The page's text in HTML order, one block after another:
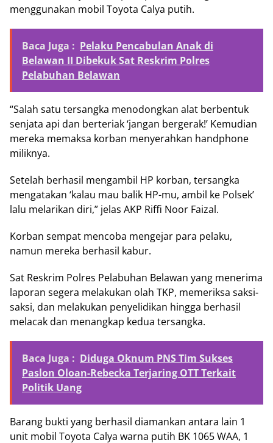
menggunakan mobil Toyota Calya putih.
Baca Juga : Pelaku Pencabulan Anak di
Belawan II Dibekuk Sat Reskrim Polres
Pelabuhan Belawan
“Salah satu tersangka menodongkan alat berbentuk
senjata api dan berteriak ‘jangan bergerak!’ Kemudian
mereka memaksa korban menyerahkan handphone
miliknya.
Setelah berhasil mengambil HP korban, tersangka
mengatakan ‘kalau mau balik HP-mu, ambil ke Polsek’
lalu melarikan diri,” jelas AKP Riffi Noor Faizal.
Korban sempat mencoba mengejar para pelaku,
namun mereka berhasil kabur.
Sat Reskrim Polres Pelabuhan Belawan yang menerima
laporan segera melakukan olah TKP, memeriksa saksi-
saksi, dan melakukan penyelidikan hingga berhasil
melacak dan menangkap kedua tersangka.
Baca Juga : Diduga Oknum PNS Tim Sukses
Paslon Oloan-Rebecka Terjaring OTT Terkait
Politik Uang
Barang bukti yang berhasil diamankan antara lain 1
unit mobil Toyota Calya warna putih BK 1065 WAA, 1